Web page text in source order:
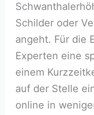
Schilder oder
angeht. Für die
Experten eine
einem
auf der Stelle
online in